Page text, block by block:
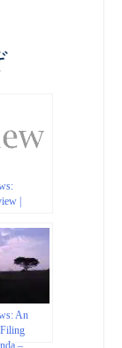
|
An
–